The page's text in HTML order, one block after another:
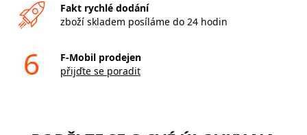
Fakt rychlé dodání
zboží skladem posíláme do 24 hodin
6
F-Mobil prodejen
přijďte se poradit